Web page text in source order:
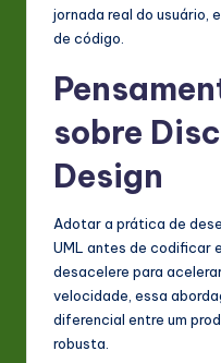
jornada real do usuário,
de código.
sobre
Design
Adotar a prática de
UML antes de codificar
desacelere para
velocidade, essa
diferencial entre um
robusta.